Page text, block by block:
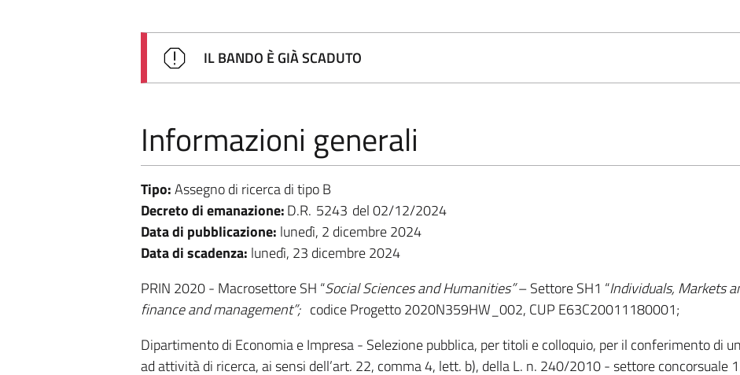
IL BANDO È GIÀ SCADUTO
Informazioni generali
Tipo:Assegno di ricerca di tipo B
Decreto di emanazione:D.R. 5243
02/12/2024
Data di pubblicazione: lunedì, 2 dicembre 2024
Data di scadenza: lunedì, 23 dicembre 2024
PRIN 2020 - Macrosettore SH “Social Sciences and Humanities”– Settore SH1 “Individuals, Markets
finance and management”; codice Progetto 2020N359HW_002, CUP E63C20011180001;
Dipartimento di Economia e Impresa - Selezione pubblica, per titoli e colloquio, per il conferimento di
ad attività di ricerca, ai sensi dell’art. 22, comma 4, lett. b), della L. n. 240/2010 - settore concorsuale